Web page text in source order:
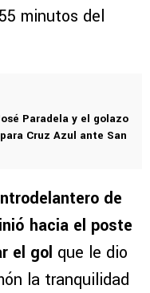
minutos del
Paradela y el golazo
Cruz Azul ante San
de
hacia el poste
el gol que le dio
la tranquilidad